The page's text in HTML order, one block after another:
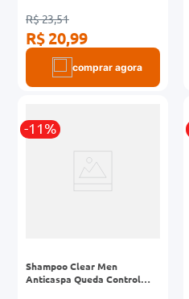
R$ 23,51
R$ 20,99
comprar agora
-11%
Shampoo Clear Men
Anticaspa Queda Control